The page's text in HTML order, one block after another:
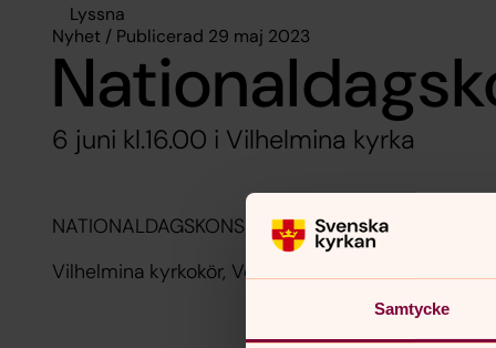
Samtycke
Lyssna
Nyhet / Publicerad 29 maj 2023
6 juni kl.16.00 i Vilhelmina kyrka
NATIONALDAGSKONSERT MED KÖRSÅNG OCH
Vilhelmina kyrkokör, Voice Mix, Volgsjögillets